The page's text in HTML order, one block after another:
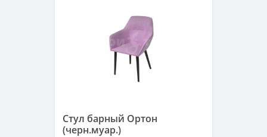
Стул барный Ортон
(черн.муар.)